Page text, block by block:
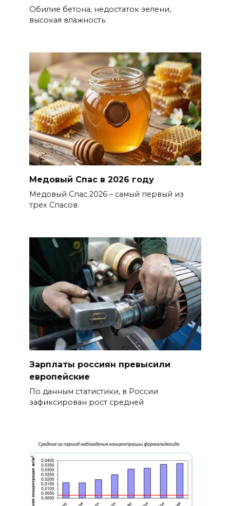
Обилие бетона, недостаток зелени,
высокая влажность
Медовый Спас в 2026 году
Медовый Спас 2026 – самый первый из
трех Спасов.
Зарплаты россиян превысили
европейские
По данным статистики, в России
зафиксирован рост средней